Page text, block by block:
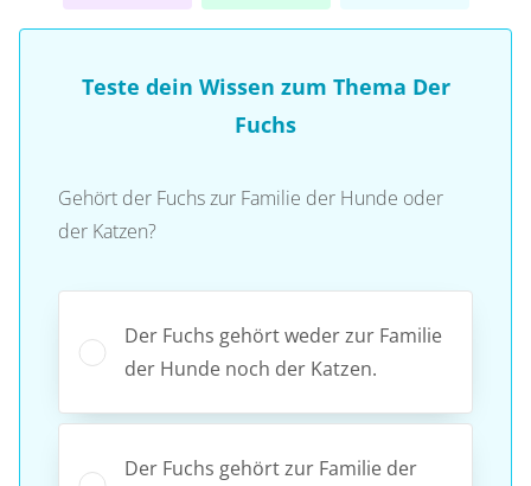
Teste dein Wissen zum Thema Der
Fuchs
Gehört der Fuchs zur Familie der Hunde oder
der Katzen?
Der Fuchs gehört weder zur Familie
der Hunde noch der Katzen.
Der Fuchs gehört zur Familie der